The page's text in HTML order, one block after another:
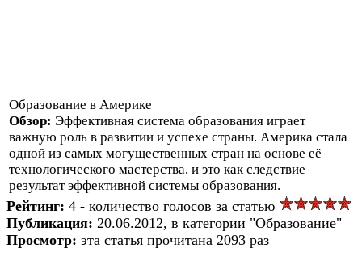
Образование в Америке
Обзор: Эффективная система образования играет
важную роль в развитии и успехе страны. Америка стала
одной из самых могущественных стран на основе её
технологического мастерства, и это как следствие
результат эффективной системы образования.
Рейтинг: 4 - количество голосов за статью
Публикация: 20.06.2012, в категории "Образование"
Просмотр: эта статья прочитана 2093 раз